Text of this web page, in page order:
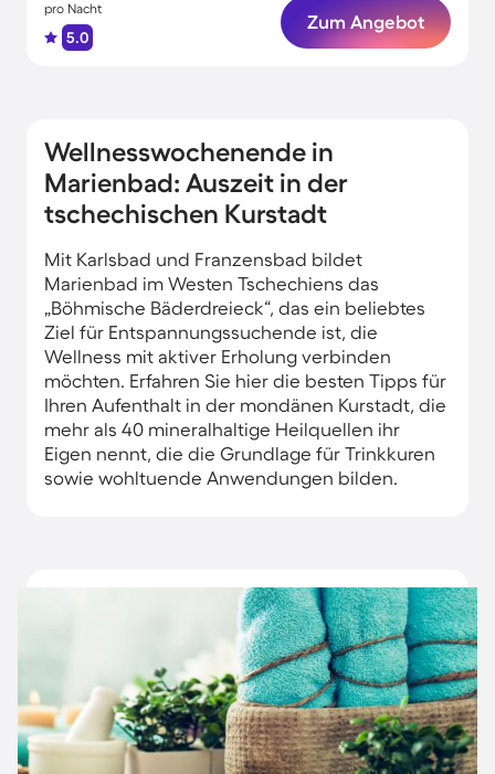
pro Nacht
5.0
Zum Angebot
Wellnesswochenende in
Marienbad: Auszeit in der
tschechischen Kurstadt
Mit Karlsbad und Franzensbad bildet
Marienbad im Westen Tschechiens das
„Böhmische Bäderdreieck“, das ein beliebtes
Ziel für Entspannungssuchende ist, die
Wellness mit aktiver Erholung verbinden
möchten. Erfahren Sie hier die besten Tipps für
Ihren Aufenthalt in der mondänen Kurstadt, die
mehr als 40 mineralhaltige Heilquellen ihr
Eigen nennt, die die Grundlage für Trinkkuren
sowie wohltuende Anwendungen bilden.